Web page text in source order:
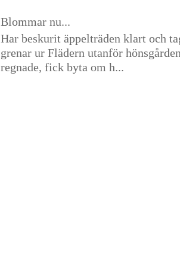
Blommar nu...
Har beskurit äppelträden klart och
grenar ur Flädern utanför
regnade, fick byta om h...